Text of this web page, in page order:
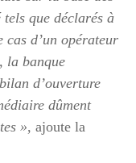
que déclarés à
cas d’un opérateur
la banque
d’ouverture
dûment
», ajoute la